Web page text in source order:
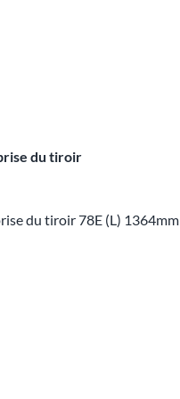
du tiroir
du tiroir 78E (L) 1364mm